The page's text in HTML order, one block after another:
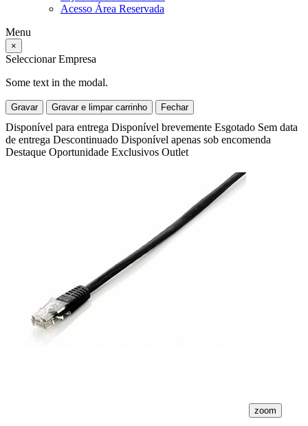
Acesso Área Reservada
Menu
×
Seleccionar Empresa
Some text in the modal.
Gravar Gravar e limpar carrinho Fechar
Disponível para entrega Disponível brevemente Esgotado Sem data
de entrega Descontinuado Disponível apenas sob encomenda
Destaque Oportunidade Exclusivos Outlet
zoom